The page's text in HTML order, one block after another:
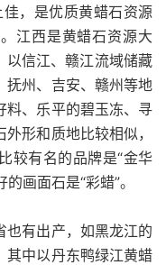
，是优质黄蜡石资源
江西是黄蜡石资源大
以信江、赣江流域储藏
抚州、吉安、赣州等地
料、乐平的碧玉冻、寻
形和质地比较相似，
较有名的品牌是“金华
画面石是“彩蜡”。
也有出产，如黑龙江的
其中以丹东鸭绿江黄蜡